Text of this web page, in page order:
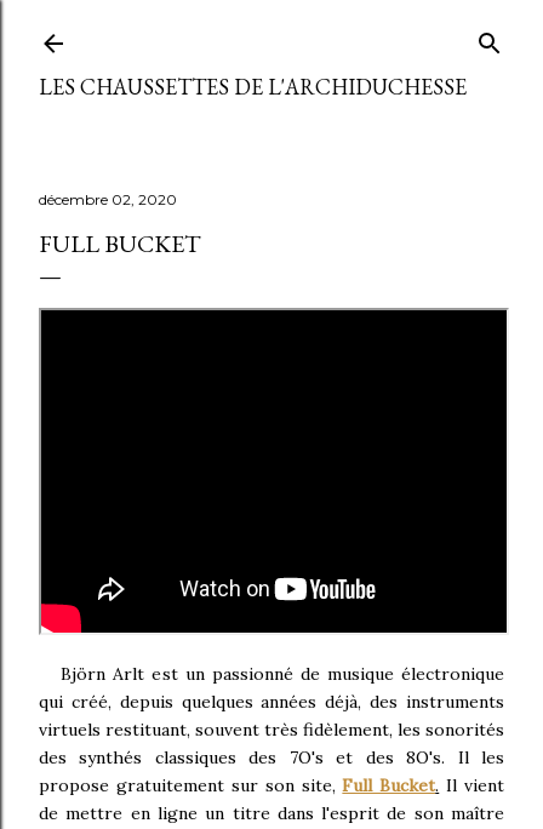
LES CHAUSSETTES DE L'ARCHIDUCHESSE
décembre 02, 2020
FULL BUCKET
Björn Arlt est un passionné de musique électronique
qui créé, depuis quelques années déjà, des instruments
virtuels restituant, souvent très fidèlement, les sonorités
des synthés classiques des 7O's et des 8O's. Il les
propose gratuitement sur son site,Full Bucket. Il vient
de mettre en ligne un titre dans l'esprit de son maître